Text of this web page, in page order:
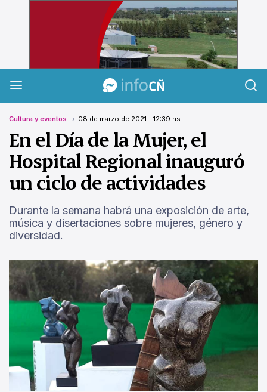
InfoCañuelas
Cultura y eventos 08 de marzo de 2021 - 12:39 hs
En el Día de la Mujer, el
Hospital Regional inauguró
un ciclo de actividades
Durante la semana habrá una exposición de arte,
música y disertaciones sobre mujeres, género y
diversidad.